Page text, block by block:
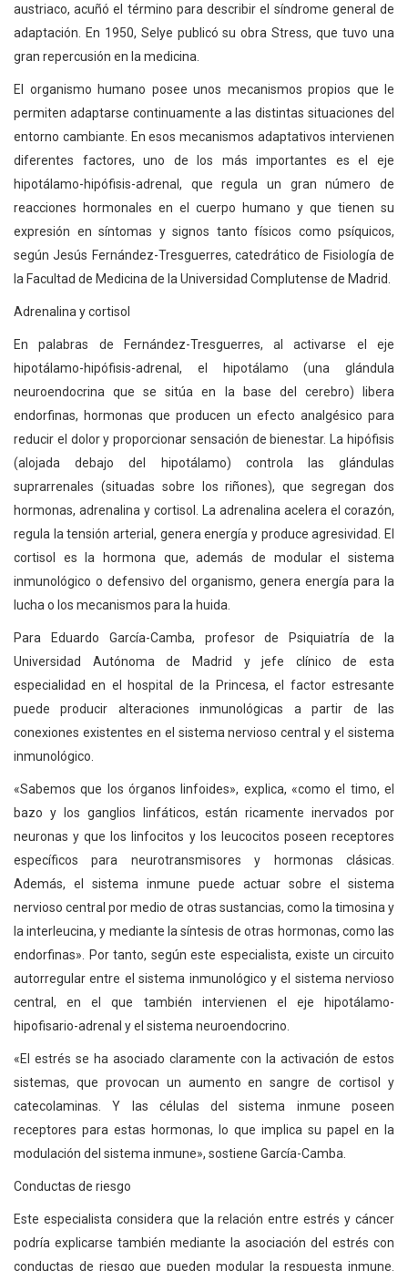
austriaco, acuñó el término para describir el síndrome general de
adaptación. En 1950, Selye publicó su obra Stress, que tuvo una
gran repercusión en la medicina.
El organismo humano posee unos mecanismos propios que le
permiten adaptarse continuamente a las distintas situaciones del
entorno cambiante. En esos mecanismos adaptativos intervienen
diferentes factores, uno de los más importantes es el eje
hipotálamo-hipófisis-adrenal, que regula un gran número de
reacciones hormonales en el cuerpo humano y que tienen su
expresión en síntomas y signos tanto físicos como psíquicos,
según Jesús Fernández-Tresguerres, catedrático de Fisiología de
la Facultad de Medicina de la Universidad Complutense de Madrid.
Adrenalina y cortisol
En palabras de Fernández-Tresguerres, al activarse el eje
hipotálamo-hipófisis-adrenal, el hipotálamo (una glándula
neuroendocrina que se sitúa en la base del cerebro) libera
endorfinas, hormonas que producen un efecto analgésico para
reducir el dolor y proporcionar sensación de bienestar. La hipófisis
(alojada debajo del hipotálamo) controla las glándulas
suprarrenales (situadas sobre los riñones), que segregan dos
hormonas, adrenalina y cortisol. La adrenalina acelera el corazón,
regula la tensión arterial, genera energía y produce agresividad. El
cortisol es la hormona que, además de modular el sistema
inmunológico o defensivo del organismo, genera energía para la
lucha o los mecanismos para la huida.
Para Eduardo García-Camba, profesor de Psiquiatría de la
Universidad Autónoma de Madrid y jefe clínico de esta
especialidad en el hospital de la Princesa, el factor estresante
puede producir alteraciones inmunológicas a partir de las
conexiones existentes en el sistema nervioso central y el sistema
inmunológico.
«Sabemos que los órganos linfoides», explica, «como el timo, el
bazo y los ganglios linfáticos, están ricamente inervados por
neuronas y que los linfocitos y los leucocitos poseen receptores
específicos para neurotransmisores y hormonas clásicas.
Además, el sistema inmune puede actuar sobre el sistema
nervioso central por medio de otras sustancias, como la timosina y
la interleucina, y mediante la síntesis de otras hormonas, como las
endorfinas». Por tanto, según este especialista, existe un circuito
autorregular entre el sistema inmunológico y el sistema nervioso
central, en el que también intervienen el eje hipotálamo-
hipofisario-adrenal y el sistema neuroendocrino.
«El estrés se ha asociado claramente con la activación de estos
sistemas, que provocan un aumento en sangre de cortisol y
catecolaminas. Y las células del sistema inmune poseen
receptores para estas hormonas, lo que implica su papel en la
modulación del sistema inmune», sostiene García-Camba.
Conductas de riesgo
Este especialista considera que la relación entre estrés y cáncer
podría explicarse también mediante la asociación del estrés con
conductas de riesgo que pueden modular la respuesta inmune.